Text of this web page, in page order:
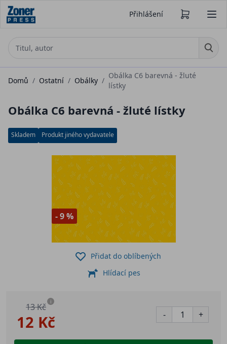
Přihlášení
Domů / Ostatní / Obálky /
Obálka C6 barevná - žluté
lístky
Obálka C6 barevná - žluté lístky
Skladem Produkt jiného vydavatele
- 9 %
12 Kč
13 Kč i
- +
Přidat do oblíbených
Hlídací pes